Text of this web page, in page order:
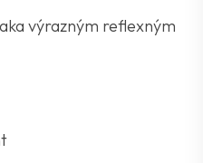
výrazným reflexným